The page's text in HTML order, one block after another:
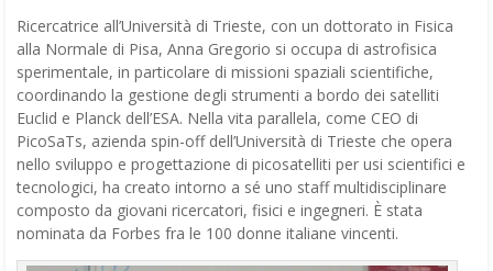
Ricercatrice all’Università di Trieste, con un dottorato in Fisica
alla Normale di Pisa, Anna Gregorio si occupa di astrofisica
sperimentale, in particolare di missioni spaziali scientifiche,
coordinando la gestione degli strumenti a bordo dei satelliti
Euclid e Planck dell’ESA. Nella vita parallela, come CEO di
PicoSaTs, azienda spin-off dell’Università di Trieste che opera
nello sviluppo e progettazione di picosatelliti per usi scientifici e
tecnologici, ha creato intorno a sé uno staff multidisciplinare
composto da giovani ricercatori, fisici e ingegneri. È stata
nominata da Forbes fra le 100 donne italiane vincenti.